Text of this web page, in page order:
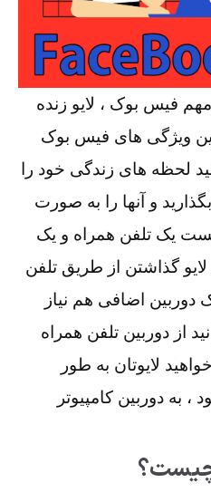
فیس بوک ، لایو زنده
ویژگی های فیس بوک
لحظه های زندگی خود را
و آنها را به صورت
یک تلفن همراه و یک
گذاشتن از طریق تلفن
اضافی هم نیاز
از دوربین تلفن همراه
لایوتان به طور
به دوربین کامپیوتر